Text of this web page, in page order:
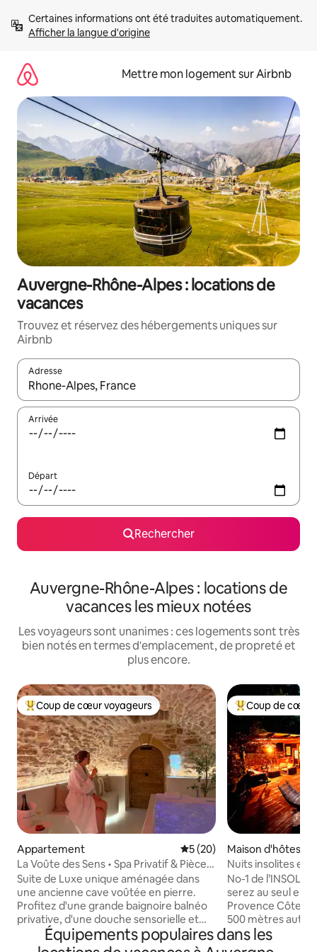
directement
Afficher la langue d'origine
Mettre mon logement sur Airbnb
Auvergne-Rhône-Alpes : locations de
vacances
Trouvez et réservez des hébergements uniques sur
Airbnb
Adresse
Lorsque les résultats s'affichent, utilisez les flèches vers le
Arrivée
Départ
Rechercher
Auvergne-Rhône-Alpes : locations de
vacances les mieux notées
Les voyageurs sont unanimes : ces logements sont très
bien notés en termes d'emplacement, de propreté et
plus encore.
Coups de cœur voyageurs les plus appréciés
Coup de cœur voyageurs
Appartement Évaluation moyenne sur la
5 (20)
La Voûte des Sens • Spa Privatif & Pièce
Secrète
Suite de Luxe unique aménagée dans
une ancienne cave voûtée en pierre.
Profitez d'une grande baignoire balnéo
privative, d'une douche sensorielle et
d'une pièce secrète dédiée à une
expérience immersive à deux. Grâce à
Coups de cœur
Coup de cœur
Maison d'hôtes
Nuits insolites en
No-1 de
serez au seul
Provence Côtes
500 mètres
vous surprendre
Lodge avec sa
Équipements populaires dans les